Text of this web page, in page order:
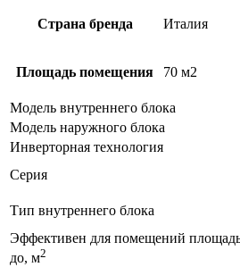
Страна бренда Италия
Площадь помещения 70 м2
Модель внутреннего блока
Модель наружного блока
Инверторная технология
Серия
Тип внутреннего блока
Эффективен для помещений
до, м2